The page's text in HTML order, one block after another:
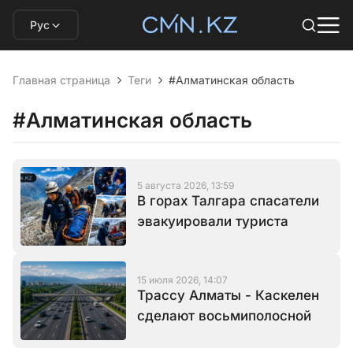
Рус
Главная страница Теги #Алматинская область
#Алматинская область
5 августа 2026, 13:59
В горах Талгара спасатели
эвакуировали туриста
15 июля 2026, 14:07
Трассу Алматы - Каскелен
сделают восьмиполосной